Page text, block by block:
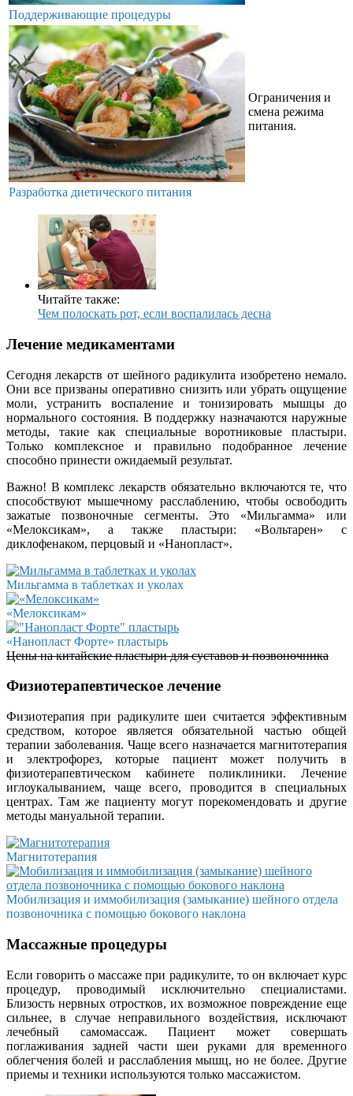
Поддерживающие процедуры
Разработка диетического питания
Ограничения и
смена режима
питания.
Читайте также:
Чем полоскать рот, если воспалилась десна
Лечение медикаментами
Сегодня лекарств от шейного радикулита изобретено немало.
Они все призваны оперативно снизить или убрать ощущение
моли, устранить воспаление и тонизировать мышцы до
нормального состояния. В поддержку назначаются наружные
методы, такие как специальные воротниковые пластыри.
Только комплексное и правильно подобранное лечение
способно принести ожидаемый результат.
Важно! В комплекс лекарств обязательно включаются те, что
способствуют мышечному расслаблению, чтобы освободить
зажатые позвоночные сегменты. Это «Мильгамма» или
«Мелоксикам», а также пластыри: «Вольтарен» с
диклофенаком, перцовый и «Нанопласт».
Мильгамма в таблетках и уколах
«Мелоксикам»
«Нанопласт Форте» пластырь
Цены на китайские пластыри для суставов и позвоночника
Физиотерапевтическое лечение
Физиотерапия при радикулите шеи считается эффективным
средством, которое является обязательной частью общей
терапии заболевания. Чаще всего назначается магнитотерапия
и электрофорез, которые пациент может получить в
физиотерапевтическом кабинете поликлиники. Лечение
иглоукалыванием, чаще всего, проводится в специальных
центрах. Там же пациенту могут порекомендовать и другие
методы мануальной терапии.
Магнитотерапия
Мобилизация и иммобилизация (замыкание) шейного отдела
позвоночника с помощью бокового наклона
Массажные процедуры
Если говорить о массаже при радикулите, то он включает курс
процедур, проводимый исключительно специалистами.
Близость нервных отростков, их возможное повреждение еще
сильнее, в случае неправильного воздействия, исключают
лечебный самомассаж. Пациент может совершать
поглаживания задней части шеи руками для временного
облегчения болей и расслабления мышц, но не более. Другие
приемы и техники используются только массажистом.